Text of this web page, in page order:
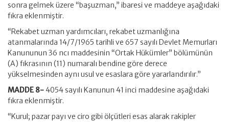
sonra gelmek üzere “başuzman,” ibaresi ve maddeye aşağıdaki
fıkra eklenmiştir.
“Rekabet uzman yardımcıları, rekabet uzmanlığına
atanmalarında 14/7/1965 tarihli ve 657 sayılı Devlet Memurları
Kanununun 36 ncı maddesinin “Ortak Hükümler” bölümünün
(A) fıkrasının (11) numaralı bendine göre derece
yükselmesinden aynı usul ve esaslara göre yararlandırılır.”
MADDE 8- 4054 sayılı Kanunun 41 inci maddesine aşağıdaki
fıkra eklenmiştir.
“Kurul; pazar payı ve ciro gibi ölçütleri esas alarak rakipler